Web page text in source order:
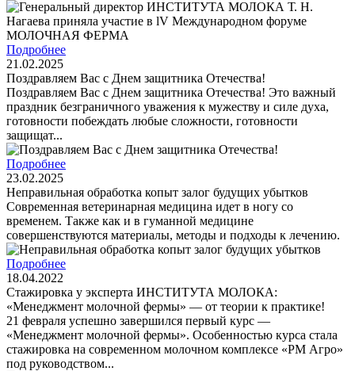
Подробнее
21.02.2025
Поздравляем Вас с Днем защитника Отечества!
Поздравляем Вас с Днем защитника Отечества! Это важный
праздник безграничного уважения к мужеству и силе духа,
готовности побеждать любые сложности, готовности
защищат...
Подробнее
23.02.2025
Неправильная обработка копыт залог будущих убытков
Современная ветеринарная медицина идет в ногу со
временем. Также как и в гуманной медицине
совершенствуются материалы, методы и подходы к лечению.
Подробнее
18.04.2022
Стажировка у эксперта ИНСТИТУТА МОЛОКА:
«Менеджмент молочной фермы» — от теории к практике!
21 февраля успешно завершился первый курс —
«Менеджмент молочной фермы». Особенностью курса стала
стажировка на современном молочном комплексе «РМ Агро»
под руководством...